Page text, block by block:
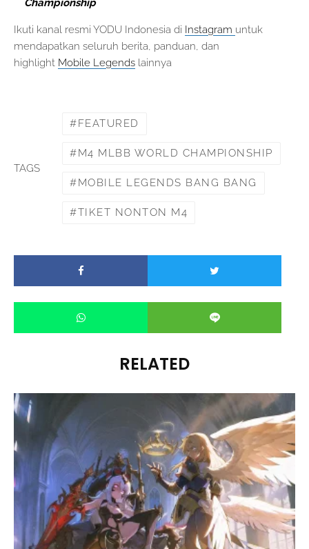
Championship
Ikuti kanal resmi YODU Indonesia di Instagram untuk
mendapatkan seluruh berita, panduan, dan
highlight Mobile Legends lainnya
TAGS
FEATURED
M4 MLBB WORLD CHAMPIONSHIP
MOBILE LEGENDS BANG BANG
TIKET NONTON M4
RELATED